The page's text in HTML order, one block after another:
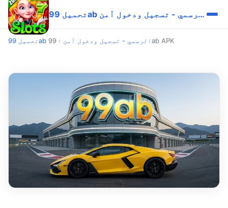
تحميل 99ab الرسمي - تسجيل ودخول آمن
تحميل 99ab الرسمي - تسجيل ودخول آمن › 99ab APK